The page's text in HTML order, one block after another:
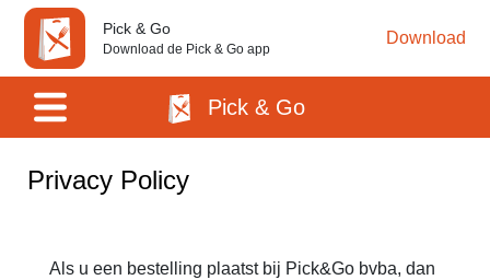
Pick & Go
Download de Pick & Go app
Download
Pick & Go
Privacy Policy
Als u een bestelling plaatst bij Pick&Go bvba, dan